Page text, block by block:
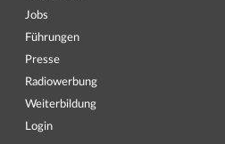
Jobs
Führungen
Presse
Radiowerbung
Weiterbildung
Login